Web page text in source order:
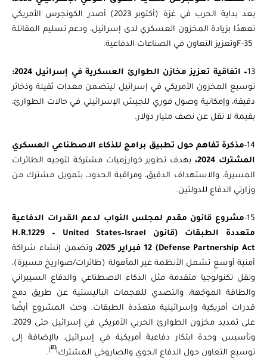
بعد بداية الحرب في غزة (أكتوبر 2023) أصدر الكونجرس الأمريكي
F-35 ‎وتعزيز التعاون في الصناعات الدفاعية.
‎13– اتفاقية تعزيز مخازن ‏الطوارئ العسكرية في ‏إسرائيل 2024:
توسيع المخزون الأمريكي في إسرائيل ليتضمن معدات ‏ثقيلة وذخائر
دقيقة، وإمكانية وصول فوري للجيش ‏الإسرائيلي في حالات الطوارئ‎،
بقيمة لا تقل عن نصف مليار ‏دولار.
14- ‎مذكرة تفاهم حول تطبيق برامج للذكاء ‏الاصطناعي العسكري
‏المشترك 2024،
بهدف تطوير خوارزميات مشتركة لتوجيه الطائرات
المسيرة، والاستهداف ‏الدقيق، ومراقبة الحدود، بتمويل مشترك من
وزارتي الدفاع للدولتين.
15- مشروع قانون مقدم لمجلس النواب لدعم ‏القدرات الدفاعية
متعددة ‏الطبقات (قانون H.R.1229 – United States–Israel
Defense Partnership Act) 12 فبراير 2025،
وتضمن إنشاء شراكة
أمنية أوسع تشمل الأنظمة غير المأهولة (طائرات/صواريخ مسيرة)،
ونقل تكنولوجيا متقدمة مثل الذكاء الاصطناعي والدفاع السيبراني
والطاقة الموجّهة، والتصدي للهجمات الباليستية عن طريق دمج
قدرات أمريكية وإسرائيلية متعدّدة الطبقات. وحث المشروع أيضًا
على تمديد مخزون الطوارئ الحربي الأمريكي في إسرائيل حتى 2029،
وتأسيس وحدة ابتكار دفاعية أمريكية في إسرائيل، بالإضافة إلى
توسيع التعاون حول الدفاع الجوي والصاروخي المشترك(
)